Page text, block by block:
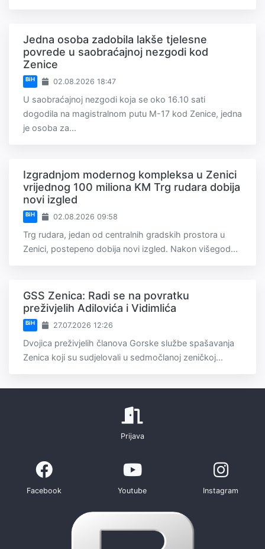
Jedna osoba zadobila lakše tjelesne
povrede u saobraćajnoj nezgodi kod
Zenice
BiH 02.08.2026 18:47
U saobraćajnoj nezgodi koja se oko 16.10 sati
dogodila na magistralnom putu M-17 kod Zenice, jedna
je osoba za...
Izgradnjom modernog kompleksa u Zenici
vrijednog 100 miliona KM Trg rudara dobija
novi izgled
BiH 02.08.2026 09:58
Trg rudara, jedan od centralnih gradskih prostora u
Zenici, postepeno dobija novi izgled. Nakon višegod...
GSS Zenica: Radi se na povratku
preživjelih Adilovića i Vidimlića
BiH 27.07.2026 12:26
Dvojica preživjelih članova Gorske službe spašavanja
Zenica koji su sudjelovali u sedmočlanoj zeničkoj...
Prijava
Facebook Youtube Instagram